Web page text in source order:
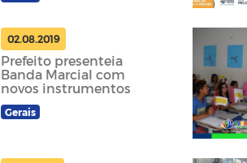
02.08.2019
Prefeito presenteia
Banda Marcial com
novos instrumentos
Gerais